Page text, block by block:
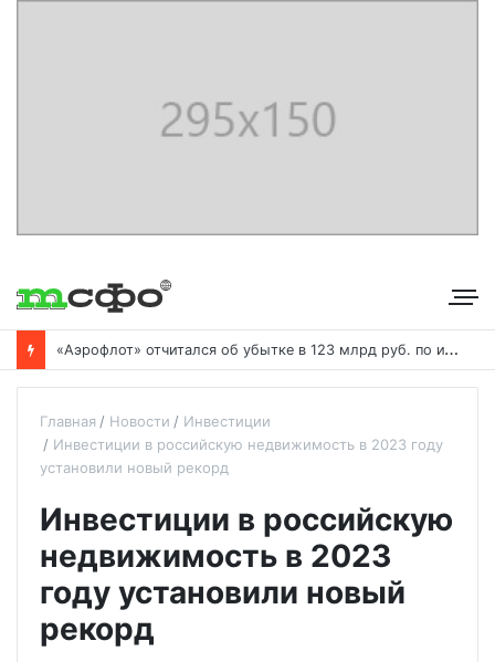
«
Аэрофлот» отчитался об убытке в 123 млрд руб. по итогам года пандемии
Главная Новости
Инвестиции
Инвестиции в российскую недвижимость в 2023 году
установили новый рекорд
Инвестиции в российскую
недвижимость в 2023
году установили новый
рекорд